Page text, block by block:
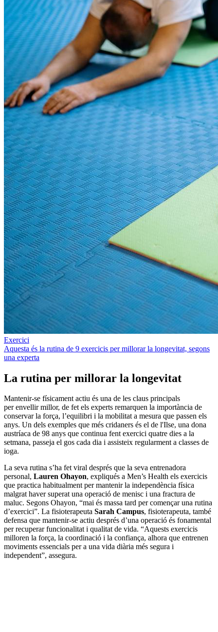
Exercici
Aquesta és la rutina de 9 exercicis per millorar la longevitat, segons
una experta
La rutina per millorar la longevitat
Mantenir-se físicament actiu és una de les claus principals
per envellir millor, de fet els experts remarquen la importància de
conservar la força, l’equilibri i la mobilitat a mesura que passen els
anys. Un dels exemples que més cridaners és el de l'Ilse, una dona
austríaca de 98 anys que continua fent exercici quatre dies a la
setmana, passeja el gos cada dia i assisteix regularment a classes de
ioga.
La seva rutina s’ha fet viral després que la seva entrenadora
personal, Lauren Ohayon, expliqués a Men’s Health els exercicis
que practica habitualment per mantenir la independència física
malgrat haver superat una operació de menisc i una fractura de
maluc. Segons Ohayon, “mai és massa tard per començar una rutina
d’exercici”. La fisioterapeuta Sarah Campus, fisioterapeuta, també
defensa que mantenir-se actiu després d’una operació és fonamental
per recuperar funcionalitat i qualitat de vida. “Aquests exercicis
milloren la força, la coordinació i la confiança, alhora que entrenen
moviments essencials per a una vida diària més segura i
independent”, assegura.